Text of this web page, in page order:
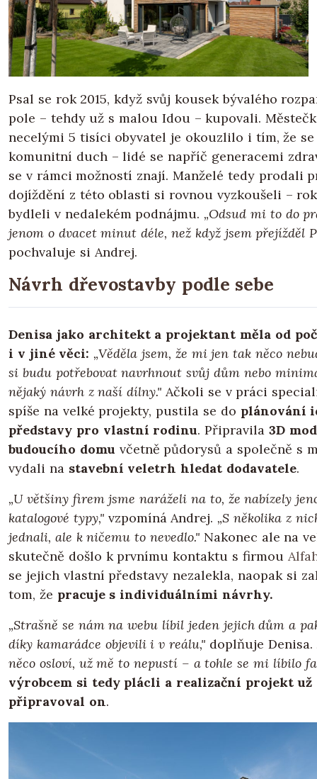
Psal se rok 2015, když svůj kousek bývalého
pole – tehdy už s malou Idou – kupovali.
necelými 5 tisíci obyvatel je okouzlilo i tím, že
komunitní duch – lidé se napříč generacemi
se v rámci možností znají. Manželé tedy prodali
dojíždění z této oblasti si rovnou vyzkoušeli –
bydleli v nedalekém podnájmu. „Odsud mi to do
jenom o dvacet minut déle, než když jsem přejížděl
pochvaluje si Andrej.
Návrh dřevostavby podle sebe
Denisa jako architekt a projektant měla od
i v jiné věci: „Věděla jsem, že mi jen tak něco
si budu potřebovat navrhnout svůj dům nebo
nějaký návrh z naší dílny." Ačkoli se v práci
spíše na velké projekty, pustila se do plánování
představy pro vlastní rodinu. Připravila3D
budoucího domu včetně půdorysů a společně s
vydali na stavební veletrh hledat dodavatele.
„U většiny firem jsme naráželi na to, že nabízely
katalogové typy,"vzpomíná Andrej. „S několika z
jednali, ale k ničemu to nevedlo." Nakonec ale na
skutečně došlo k prvnímu kontaktu s firmou
se jejich vlastní představy nezalekla, naopak si
tom, že pracuje s individuálními návrhy.
„Strašně se nám na webu líbil jeden jejich dům a
díky kamarádce objevili i v reálu," doplňuje Denisa.
něco osloví, už mě to nepustí – a tohle se mi líbilo
výrobcem si tedy plácli a realizační projekt už
připravoval on.